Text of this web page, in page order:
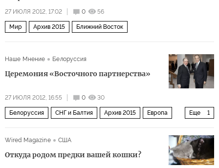
27 ИЮЛЯ 2012, 17:02 0 56
Мир Архив 2015 Ближний Восток
Наше Мнение Белоруссия
Церемония «Восточного партнерства»
27 ИЮЛЯ 2012, 16:55 0 30
Еще 1
Белоруссия СНГ и Балтия Архив 2015 Европа
Wired Magazine
США
Откуда родом предки вашей кошки?